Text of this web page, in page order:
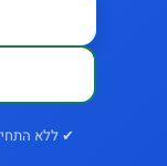
✔ ללא